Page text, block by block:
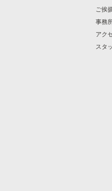
ご挨
事務
アク
スタ